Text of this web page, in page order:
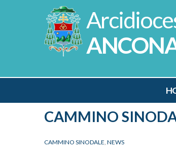
CAMMINO
CAMMINO SINODALE NEWS